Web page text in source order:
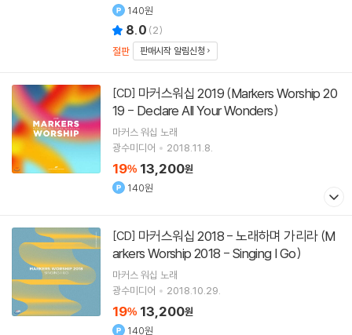
140원
8.0 (2)
절판
판매시작 알림신청
[CD]
19 - Declare All Your Wonders)
마커스 워십 노래
광수미디어
2018.11.8.
19% 13,200원
140원
[CD]
arkers Worship 2018 - Singing I Go)
마커스 워십 노래
광수미디어
2018.10.29.
19% 13,200원
140원